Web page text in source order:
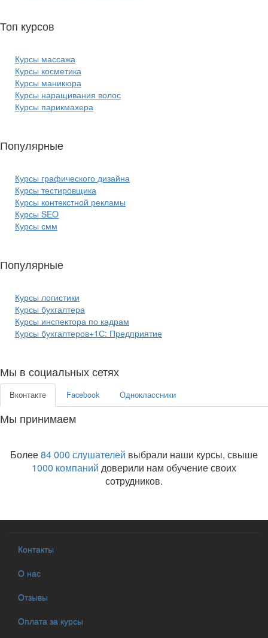
Топ курсов
Курсы массажа
Курсы косметика
Курсы маникюра
Курсы наращивания волос
Курсы парикмахера
Популярные
Курсы графического дизайна
Курсы тестировщика
Курсы контекстной рекламы
Курсы SEO
Курсы смм
Популярные
Курсы логистики
Курсы бухгалтера
Курсы инспектора по кадрам
Курсы бухгалтеров+1С: Предприятие
Мы в социальных сетях
Вконтакте Facebook Одноклассники
Мы принимаем
Более84 000 слушателей выбрали наши курсы, свыше
1000 компаний доверили нам обучение своих
сотрудников.
Контакты
О нас
Отзывы
Оплата за курсы